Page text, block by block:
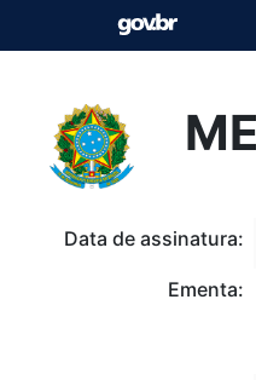
Data de assinatura:
Ementa: